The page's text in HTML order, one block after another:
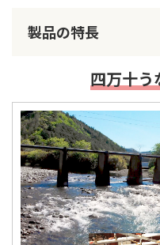
製品の特長
四万十う